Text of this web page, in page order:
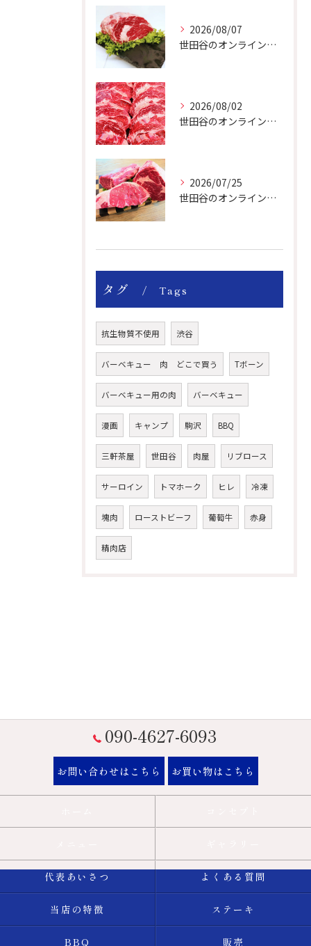
2026/08/07
世田谷のオンライン肉屋のお肉は美味しいですよ！
2026/08/02
世田谷のオンライン肉屋は厳選輸入牛を取り扱っています。
2026/07/25
世田谷のオンライン肉屋の輸入牛は特別です。
タグ Tags
抗生物質不使用 渋谷
バーベキュー 肉 どこで買う Tボーン
バーベキュー用の肉 バーベキュー
漫画 キャンプ 駒沢 BBQ
三軒茶屋 世田谷 肉屋 リブロース
サーロイン トマホーク ヒレ 冷凍
塊肉 ローストビーフ 葡萄牛 赤身
精肉店
090-4627-6093
お問い合わせはこちら お買い物はこちら
代表あいさつ よくある質問
当店の特徴 ステーキ
BBQ 販売